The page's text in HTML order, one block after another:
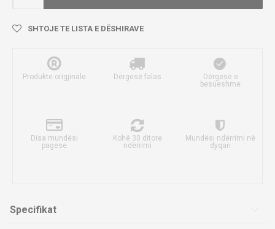
SHTOJE TE LISTA E DËSHIRAVE
Produkte origjinale Dërgesë falas
Dërgesë e
besueshme
Disa mundësi
pagese
Kohë 30 ditore
ndërrimi
Mundësi ndërrimi në
dyqan
Specifikat